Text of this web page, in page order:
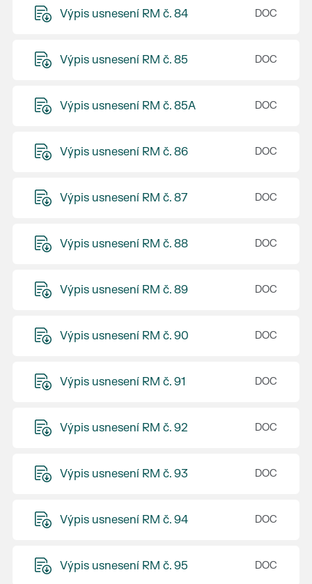
Výpis usnesení RM č. 84
Výpis usnesení RM č. 85
Výpis usnesení RM č. 85A
Výpis usnesení RM č. 86
Výpis usnesení RM č. 87
Výpis usnesení RM č. 88
Výpis usnesení RM č. 89
Výpis usnesení RM č. 90
Výpis usnesení RM č. 91
Výpis usnesení RM č. 92
Výpis usnesení RM č. 93
Výpis usnesení RM č. 94
Výpis usnesení RM č. 95